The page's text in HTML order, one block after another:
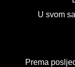
U svom
Prema